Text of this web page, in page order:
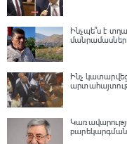
Ինչպե՞ս է
մանրամասներ
Ինչ
բարեկարգման